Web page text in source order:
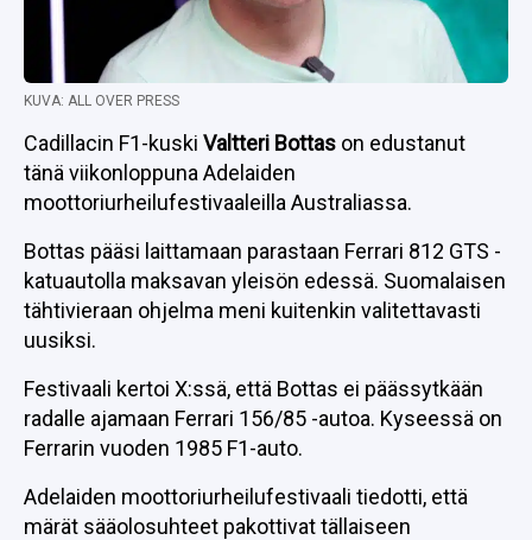
KUVA: ALL OVER PRESS
Cadillacin F1-kuski Valtteri Bottas on edustanut
tänä viikonloppuna Adelaiden
moottoriurheilufestivaaleilla Australiassa.
Bottas pääsi laittamaan parastaan Ferrari 812 GTS -
katuautolla maksavan yleisön edessä. Suomalaisen
tähtivieraan ohjelma meni kuitenkin valitettavasti
uusiksi.
Festivaali kertoi X:ssä, että Bottas ei päässytkään
radalle ajamaan Ferrari 156/85 -autoa. Kyseessä on
Ferrarin vuoden 1985 F1-auto.
Adelaiden moottoriurheilufestivaali tiedotti, että
märät sääolosuhteet pakottivat tällaiseen